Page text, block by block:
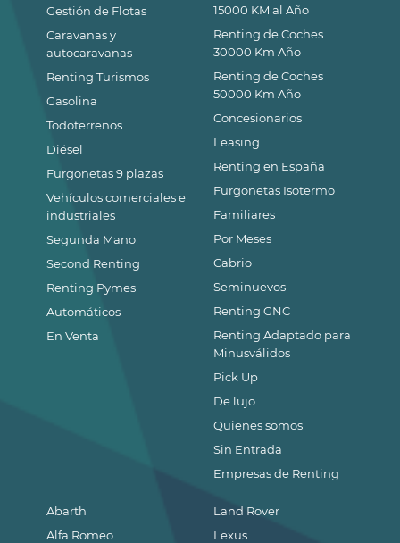
Gestión de Flotas
Caravanas y
autocaravanas
Renting Turismos
Gasolina
Todoterrenos
Diésel
Furgonetas 9 plazas
Vehículos comerciales e
industriales
Segunda Mano
Second Renting
Renting Pymes
Automáticos
En Venta
Abarth
Alfa Romeo
Land Rover
Lexus
15000 KM al Año
Renting de Coches
30000 Km Año
Renting de Coches
50000 Km Año
Concesionarios
Leasing
Renting en España
Furgonetas Isotermo
Familiares
Por Meses
Cabrio
Seminuevos
Renting GNC
Renting Adaptado para
Minusválidos
Pick Up
De lujo
Quienes somos
Sin Entrada
Empresas de Renting